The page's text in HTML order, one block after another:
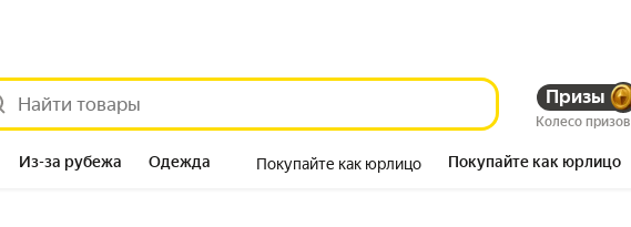
Призы
Колесо призов
Из-за рубежа Одежда Покупайте как юрлицо Покупайте как юрлицо